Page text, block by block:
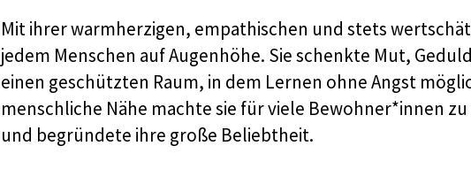
Mit ihrer warmherzigen, empathischen und stets
jedem Menschen auf Augenhöhe. Sie schenkte Mut,
einen geschützten Raum, in dem Lernen ohne Angst
menschliche Nähe machte sie für viele Bewohner*innen
und begründete ihre große Beliebtheit.